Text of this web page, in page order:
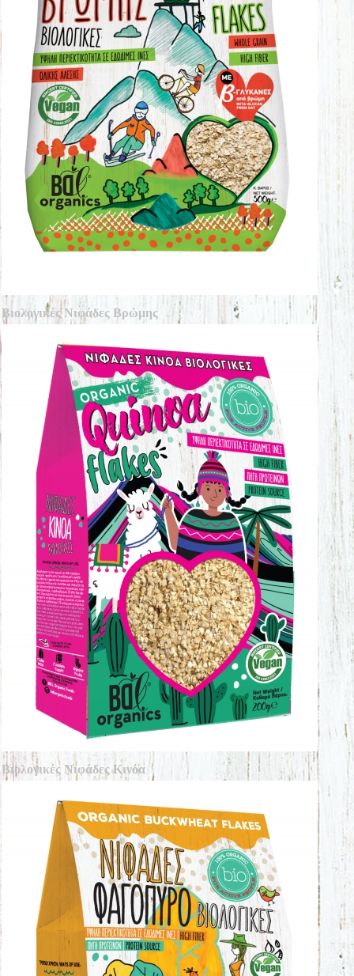
Βιολογικές Νιφάδες Βρώμης
Βιολογικές Νιφάδες Κινόα